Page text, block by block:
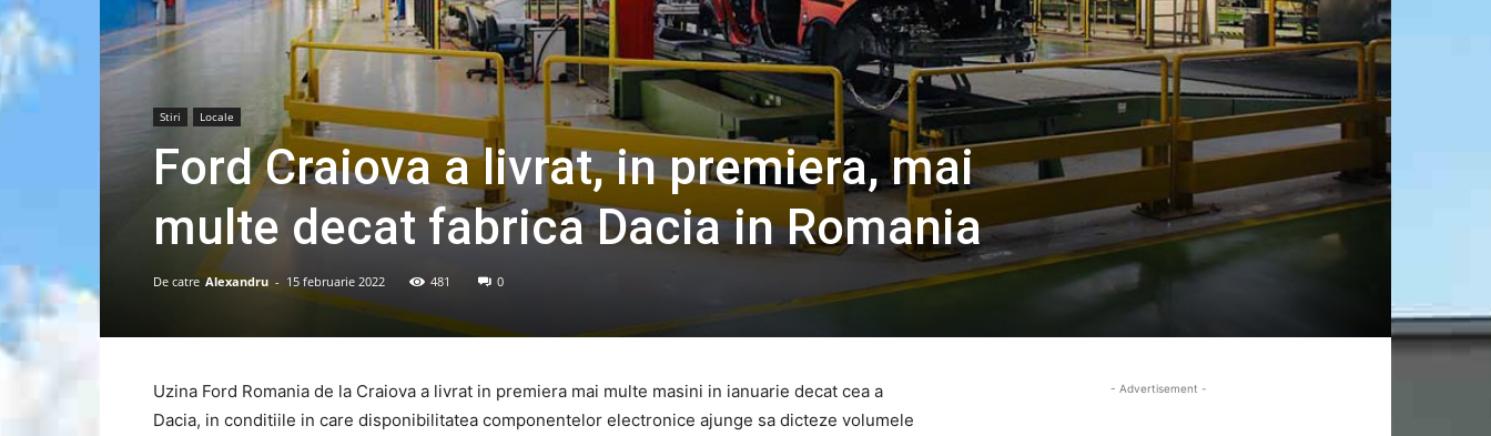
Stiri Locale
Ford Craiova a livrat, in premiera, mai
multe decat fabrica Dacia in Romania
De catre Alexandru - 15 februarie 2022 481 0
Uzina Ford Romania de la Craiova a livrat in premiera mai multe masini in ianuarie decat cea a
Dacia, in conditiile in care disponibilitatea componentelor electronice ajunge sa dicteze volumele
- Advertisement -